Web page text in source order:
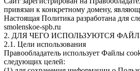
привязан к конкретному домену,
Настоящая Политика разработана для
smolenskoe-spb.ru
2. ДЛЯ ЧЕГО ИСПОЛЬЗУЮТСЯ
2.1. Цели использования
Правообладатель использует Файлы
следующих целей: